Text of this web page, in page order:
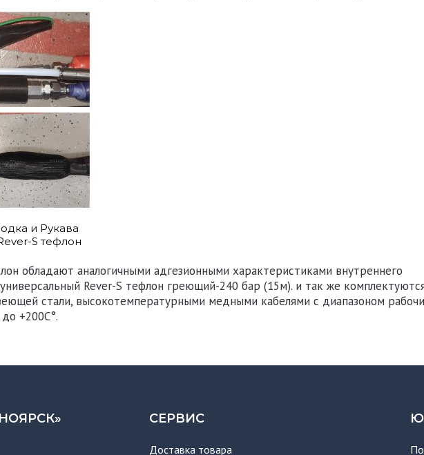
и Рукава
S тефлон
обладают аналогичными адгезионными характеристиками внутреннего
Rever-S тефлон греющий-240 бар (15м). и так же
стали, высокотемпературными медными кабелями с диапазоном
+200С°.
СЕРВИС
Доставка товара